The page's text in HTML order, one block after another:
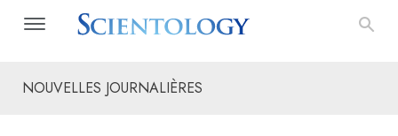
NOUVELLES JOURNALIÈRES